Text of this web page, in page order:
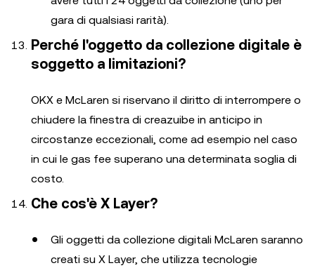
gara di qualsiasi rarità).
Perché l'oggetto da collezione digitale è
soggetto a limitazioni?
OKX e McLaren si riservano il diritto di interrompere o
chiudere la finestra di creazuibe in anticipo in
circostanze eccezionali, come ad esempio nel caso
in cui le gas fee superano una determinata soglia di
costo.
Che cos'è X Layer?
Gli oggetti da collezione digitali McLaren saranno
creati su X Layer, che utilizza tecnologie